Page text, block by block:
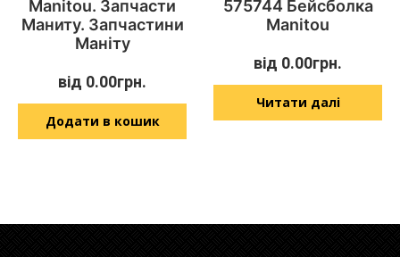
Manitou. Запчасти
Маниту. Запчастини
Маніту
від 0.00грн.
Додати в кошик
575744 Бейсболка
Manitou
від 0.00грн.
Читати далі